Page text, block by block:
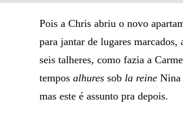
Pois a Chris abriu o novo
para jantar de lugares marcados,
seis talheres, como fazia a
temposalhures sob la reine Nina
mas este é assunto pra depois.